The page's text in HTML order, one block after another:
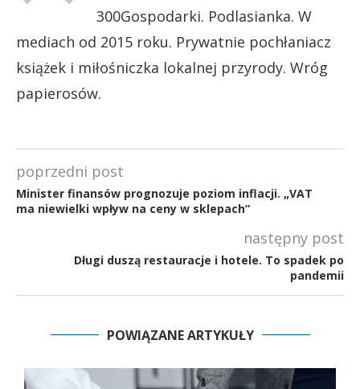
300Gospodarki. Podlasianka. W
mediach od 2015 roku. Prywatnie pochłaniacz
książek i miłośniczka lokalnej przyrody. Wróg
papierosów.
poprzedni post
Minister finansów prognozuje poziom inflacji. „VAT
ma niewielki wpływ na ceny w sklepach”
następny post
Długi duszą restauracje i hotele. To spadek po
pandemii
POWIĄZANE ARTYKUŁY